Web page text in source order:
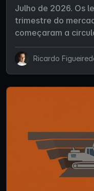
Julho de 2026. Os
trimestre do
começaram a
Ricardo